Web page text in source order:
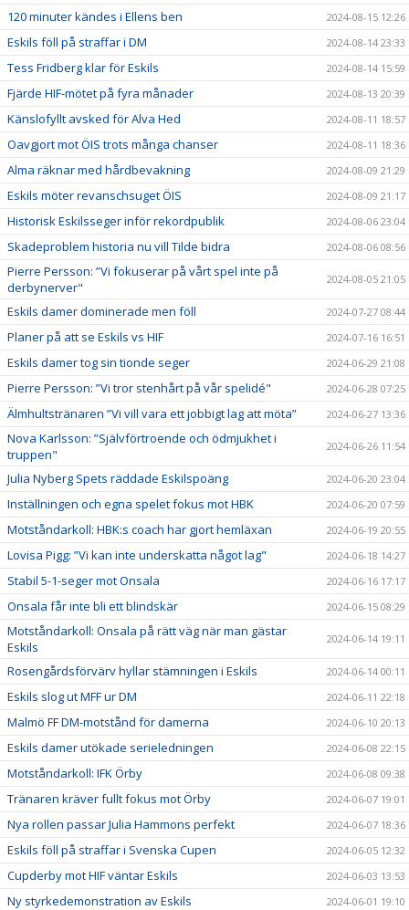
120 minuter kändes i Ellens ben 2024-08-15 12:26
Eskils föll på straffar i DM 2024-08-14 23:33
Tess Fridberg klar för Eskils 2024-08-14 15:59
Fjärde HIF-mötet på fyra månader 2024-08-13 20:39
Känslofyllt avsked för Alva Hed 2024-08-11 18:57
Oavgjort mot ÖIS trots många chanser 2024-08-11 18:36
Alma räknar med hårdbevakning 2024-08-09 21:29
Eskils möter revanschsuget ÖIS 2024-08-09 21:17
Historisk Eskilsseger inför rekordpublik 2024-08-06 23:04
Skadeproblem historia nu vill Tilde bidra 2024-08-06 08:56
Pierre Persson: ”Vi fokuserar på vårt spel inte på
derbynerver"
2024-08-05 21:05
Eskils damer dominerade men föll 2024-07-27 08:44
Planer på att se Eskils vs HIF 2024-07-16 16:51
Eskils damer tog sin tionde seger 2024-06-29 21:08
Pierre Persson: ”Vi tror stenhårt på vår spelidé" 2024-06-28 07:25
Älmhultstränaren ”Vi vill vara ett jobbigt lag att möta” 2024-06-27 13:36
Nova Karlsson: ”Självförtroende och ödmjukhet i
truppen"
2024-06-26 11:54
Julia Nyberg Spets räddade Eskilspoäng 2024-06-20 23:04
Inställningen och egna spelet fokus mot HBK 2024-06-20 07:59
Motståndarkoll: HBK:s coach har gjort hemläxan 2024-06-19 20:55
Lovisa Pigg: ”Vi kan inte underskatta något lag" 2024-06-18 14:27
Stabil 5-1-seger mot Onsala 2024-06-16 17:17
Onsala får inte bli ett blindskär 2024-06-15 08:29
Motståndarkoll: Onsala på rätt väg när man gästar
Eskils
2024-06-14 19:11
Rosengårdsförvärv hyllar stämningen i Eskils 2024-06-14 00:11
Eskils slog ut MFF ur DM 2024-06-11 22:18
Malmö FF DM-motstånd för damerna 2024-06-10 20:13
Eskils damer utökade serieledningen 2024-06-08 22:15
Motståndarkoll: IFK Örby 2024-06-08 09:38
Tränaren kräver fullt fokus mot Örby 2024-06-07 19:01
Nya rollen passar Julia Hammons perfekt 2024-06-07 18:36
Eskils föll på straffar i Svenska Cupen 2024-06-05 12:32
Cupderby mot HIF väntar Eskils 2024-06-03 13:53
Ny styrkedemonstration av Eskils 2024-06-01 19:10